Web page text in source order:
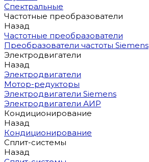
Спектральные
Частотные преобразователи
Назад
Частотные преобразователи
Преобразователи частоты Siemens
Электродвигатели
Назад
Электродвигатели
Мотор-редукторы
Электродвигатели Siemens
Электродвигатели АИР
Кондиционирование
Назад
Кондиционирование
Сплит-системы
Назад